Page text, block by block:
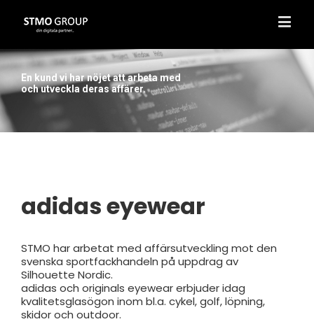
En kund vi har nöjet att arbeta med
och utveckla deras affärer.
adidas eyewear
STMO har arbetat med affärsutveckling mot den
svenska sportfackhandeln på uppdrag av
Silhouette Nordic.
adidas och originals eyewear erbjuder idag
kvalitetsglasögon inom bl.a. cykel, golf, löpning,
skidor och outdoor.